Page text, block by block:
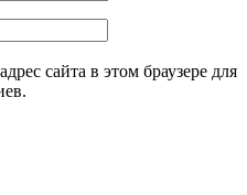
сайта в этом браузере для